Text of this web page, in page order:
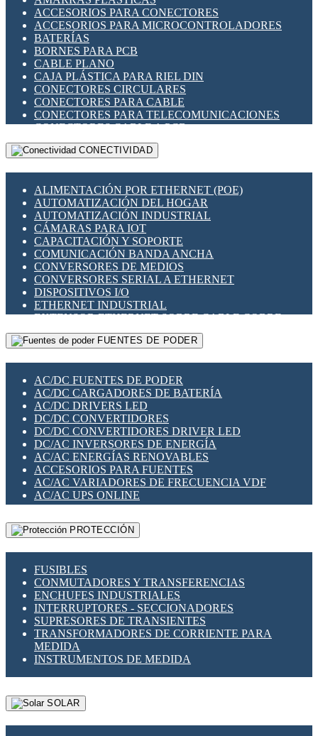
INDICADORES PARA PANEL
INTERFACES DE RELÉ
INTERRUPTORES FIN DE CARRERA
LLAVES CONMUTADORAS
MEDIDORES DE ENERGÍA Y TC'S DE CORRIENTE
MOTORES PASO A PASO
PANTALLAS HMI
PLC -CONTROLADORES LÓGICO PROGRAMABLES
PROGRAMADORES DE HORARIO
RELÉS DE PROTECCIÓN
SENSORES CAPACITIVOS
SENSORES INDUCTIVOS
TEMPORIZADORES
VARIACS
VARIADORES DE FRECUENCIA [VDF]
SECCIONADORES - INTERRUPTORES
MAQUINARIA
ACCESORIOS PARA CONECTORES
ACCESORIOS PARA MICROCONTROLADORES
BATERÍAS
BORNES PARA PCB
CABLE PLANO
CAJA PLÁSTICA PARA RIEL DIN
CONECTORES CIRCULARES
CONECTORES PARA CABLE
CONECTORES PARA TELECOMUNICACIONES
CONECTORES CABLE A PCB
CONECTORES PCB A CABLE
DIP SWITCHES
HERRAMIENTAS VARIAS
ILUMINACIÓN LED
INTERRUPTORES REED
INTERFACES DE RELÉ
OTROS RELÉS
PROTECCIÓN TÉRMICA
RELÉS AUTOMOTRICES
RELÉS DE SEÑAL
RELÉS DE ESTADO SÓLIDO SSR
RELÉS INDUSTRIALES
RELÉS MINIATURA DE POTENCIA
SENSORES MAGNÉTICOS
SWITCH Y MICROSWITCH
TARJETAS PI
UNIÓN Y DERIVACIÓN DE CABLE
CONECTIVIDAD
ALIMENTACIÓN POR ETHERNET (POE)
AUTOMATIZACIÓN DEL HOGAR
AUTOMATIZACIÓN INDUSTRIAL
CÁMARAS PARA IOT
CAPACITACIÓN Y SOPORTE
COMUNICACIÓN BANDA ANCHA
CONVERSORES DE MEDIOS
CONVERSORES SERIAL A ETHERNET
DISPOSITIVOS I/O
ETHERNET INDUSTRIAL
EXTENSOR ETHERNET SOBRE CABLE COBRE
GATEWAY LORAWAN
GESTIÓN DE REDES
PLACAS MODULARES IOT
SWITCHES Y REDES WIFI
SOLUCIONES IOT
SOLUCIONES LORAWAN
SOLUCIONES RED CELULAR
SEGURIDAD PARA REDES
SWITCHES LAN
TELEFONÍA IP (VOIP)
VIGILANCIA IP (CCTV)
MESHTASTIC
FUENTES DE PODER
AC/DC FUENTES DE PODER
AC/DC CARGADORES DE BATERÍA
AC/DC DRIVERS LED
DC/DC CONVERTIDORES
DC/DC CONVERTIDORES DRIVER LED
DC/AC INVERSORES DE ENERGÍA
AC/AC ENERGÍAS RENOVABLES
ACCESORIOS PARA FUENTES
AC/AC VARIADORES DE FRECUENCIA VDF
AC/AC UPS ONLINE
PROTECCIÓN
FUSIBLES
CONMUTADORES Y TRANSFERENCIAS
ENCHUFES INDUSTRIALES
INTERRUPTORES - SECCIONADORES
SUPRESORES DE TRANSIENTES
TRANSFORMADORES DE CORRIENTE PARA
MEDIDA
INSTRUMENTOS DE MEDIDA
SOLAR